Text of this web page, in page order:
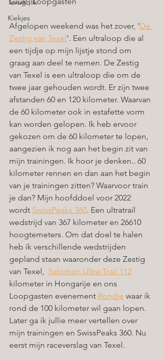
Terugblik
Kiekjes
Afgelopen weekend was het zover, 'De
Zestig van Texel'. Een ultraloop die al
een tijdje op mijn lijstje stond om
graag aan deel te nemen. De Zestig
van Texel is een ultraloop die om de
twee jaar gehouden wordt. Er zijn twee
afstanden 60 en 120 kilometer. Waarvan
de 60 kilometer ook in estafette vorm
kan worden gelopen. Ik heb ervoor
gekozen om de 60 kilometer te lopen,
aangezien ik nog aan het begin zit van
mijn trainingen. Ik hoor je denken.. 60
kilometer rennen en dan aan het begin
van je trainingen zitten? Waarvoor train
je dan? Mijn hoofddoel voor 2022
wordt SwissPeaks 360. Een ultratrail
wedstrijd van 367 kilometer en 26610
hoogtemeters. Om dat doel te halen
heb ik verschillende wedstrijden
gepland staan waaronder deze Zestig
van Texel, Salomon Ultra-Trail 112
kilometer in Hongarije en ons
Loopgasten evenement Rondje waar ik
rond de 100 kilometer wil gaan lopen.
Later ga ik jullie meer vertellen over
mijn trainingen en SwissPeaks 360. Nu
eerst mijn raceverslag van Texel.